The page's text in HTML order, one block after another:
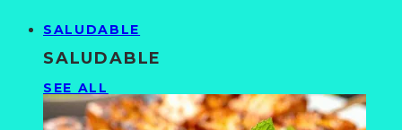
SALUDABLE
SALUDABLE
SEE ALL